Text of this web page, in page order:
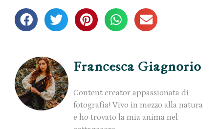
Francesca Giagnorio
Content creator appassionata di
fotografia! Vivo in mezzo alla natura
e ho trovato la mia anima nel